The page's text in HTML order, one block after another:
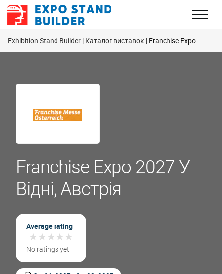
Перейти
Exhibition Stand Builder Каталог виставок Franchise Expo
Franchise Expo 2027 У
Відні, Австрія
Average rating
★★★★★
★★★★★
No ratings yet